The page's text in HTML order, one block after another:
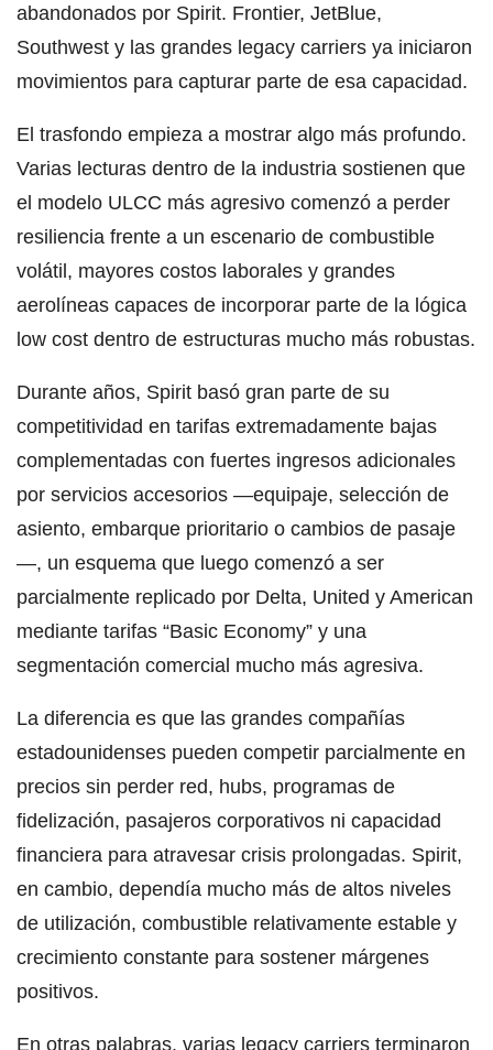
abandonados por Spirit. Frontier, JetBlue,
Southwest y las grandes legacy carriers ya iniciaron
movimientos para capturar parte de esa capacidad.
El trasfondo empieza a mostrar algo más profundo.
Varias lecturas dentro de la industria sostienen que
el modelo ULCC más agresivo comenzó a perder
resiliencia frente a un escenario de combustible
volátil, mayores costos laborales y grandes
aerolíneas capaces de incorporar parte de la lógica
low cost dentro de estructuras mucho más robustas.
Durante años, Spirit basó gran parte de su
competitividad en tarifas extremadamente bajas
complementadas con fuertes ingresos adicionales
por servicios accesorios —equipaje, selección de
asiento, embarque prioritario o cambios de pasaje
—, un esquema que luego comenzó a ser
parcialmente replicado por Delta, United y American
mediante tarifas “Basic Economy” y una
segmentación comercial mucho más agresiva.
La diferencia es que las grandes compañías
estadounidenses pueden competir parcialmente en
precios sin perder red, hubs, programas de
fidelización, pasajeros corporativos ni capacidad
financiera para atravesar crisis prolongadas. Spirit,
en cambio, dependía mucho más de altos niveles
de utilización, combustible relativamente estable y
crecimiento constante para sostener márgenes
positivos.
En otras palabras, varias legacy carriers terminaron